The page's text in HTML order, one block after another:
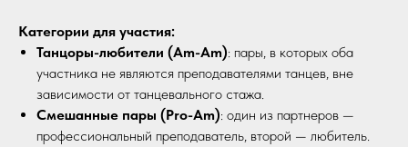
Категории для участия:
Танцоры-любители (Am-Am): пары, в которых оба
участника не являются преподавателями танцев, вне
зависимости от танцевального стажа.
Смешанные пары (Pro-Am): один из партнеров —
профессиональный преподаватель, второй — любитель.